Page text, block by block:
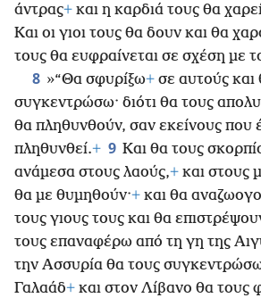
άντρας+ και η καρδιά τους θα
Και οι γιοι τους θα δουν και θα
τους θα ευφραίνεται σε σχέση με
8 »“Θα σφυρίξω+ σε αυτούς και
συγκεντρώσω· διότι θα τους
θα πληθυνθούν, σαν εκείνους που
πληθυνθεί.+ 9 Και θα τους
ανάμεσα στους λαούς,+ και στους
θα με θυμηθούν·+ και θα
τους γιους τους και θα
τους επαναφέρω από τη γη της
την Ασσυρία θα τους
Γαλαάδ+ και στον Λίβανο θα τους